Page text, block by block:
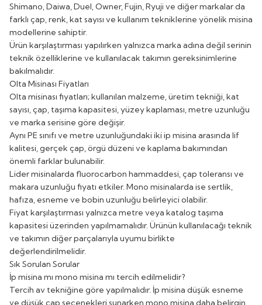
Shimano, Daiwa, Duel, Owner, Fujin, Ryuji ve diğer markalar da
farklı çap, renk, kat sayısı ve kullanım tekniklerine yönelik misina
modellerine sahiptir.
Ürün karşılaştırması yapılırken yalnızca marka adına değil serinin
teknik özelliklerine ve kullanılacak takımın gereksinimlerine
bakılmalıdır.
Olta Misinası Fiyatları
Olta misinası fiyatları; kullanılan malzeme, üretim tekniği, kat
sayısı, çap, taşıma kapasitesi, yüzey kaplaması, metre uzunluğu
ve marka serisine göre değişir.
Aynı PE sınıfı ve metre uzunluğundaki iki ip misina arasında lif
kalitesi, gerçek çap, örgü düzeni ve kaplama bakımından
önemli farklar bulunabilir.
Lider misinalarda fluorocarbon hammaddesi, çap toleransı ve
makara uzunluğu fiyatı etkiler. Mono misinalarda ise sertlik,
hafıza, esneme ve bobin uzunluğu belirleyici olabilir.
Fiyat karşılaştırması yalnızca metre veya katalog taşıma
kapasitesi üzerinden yapılmamalıdır. Ürünün kullanılacağı teknik
ve takımın diğer parçalarıyla uyumu birlikte
değerlendirilmelidir.
Sık Sorulan Sorular
İp misina mı mono misina mı tercih edilmelidir?
Tercih av tekniğine göre yapılmalıdır. İp misina düşük esneme
ve düşük çap seçenekleri sunarken mono misina daha belirgin